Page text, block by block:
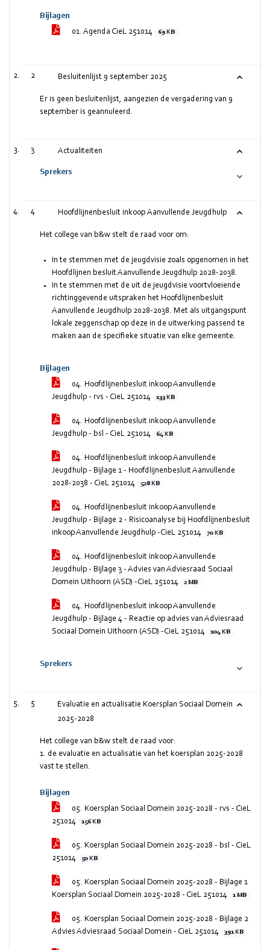
Bijlagen
01. Agenda CieL 251014
69 KB
2 Besluitenlijst 9 september 2025
Er is geen besluitenlijst, aangezien de vergadering van 9
september is geannuleerd.
3 Actualiteiten
Sprekers
4 Hoofdlijnenbesluit inkoop Aanvullende Jeugdhulp
Het college van b&w stelt de raad voor om:
In te stemmen met de jeugdvisie zoals opgenomen in het
Hoofdlijnen besluit Aanvullende Jeugdhulp 2028-2038.
In te stemmen met de uit de jeugdvisie voortvloeiende
richtinggevende uitspraken het Hoofdlijnenbesluit
Aanvullende Jeugdhulp 2028-2038. Met als uitgangspunt
lokale zeggenschap op deze in de uitwerking passend te
maken aan de specifieke situatie van elke gemeente.
Bijlagen
04. Hoofdlijnenbesluit inkoop Aanvullende
Jeugdhulp - rvs - CieL 251014
133 KB
04. Hoofdlijnenbesluit inkoop Aanvullende
Jeugdhulp - bsl - CieL 251014
64 KB
04. Hoofdlijnenbesluit inkoop Aanvullende
Jeugdhulp - Bijlage 1 - Hoofdlijnenbesluit Aanvullende
2028-2038 - CieL 251014
528 KB
04. Hoofdlijnenbesluit inkoop Aanvullende
Jeugdhulp - Bijlage 2 - Risicoanalyse bij Hoofdlijnenbesluit
inkoop Aanvullende Jeugdhulp -CieL 251014
70 KB
04. Hoofdlijnenbesluit inkoop Aanvullende
Jeugdhulp - Bijlage 3 - Advies van Adviesraad Sociaal
Domein Uithoorn (ASD) -CieL 251014
2 MB
04. Hoofdlijnenbesluit inkoop Aanvullende
Jeugdhulp - Bijlage 4 - Reactie op advies van Adviesraad
Sociaal Domein Uithoorn (ASD) -CieL 251014
104 KB
Sprekers
5
Evaluatie en actualisatie Koersplan Sociaal Domein
2025-2028
Het college van b&w stelt de raad voor:
1. de evaluatie en actualisatie van het koersplan 2025-2028
vast te stellen.
Bijlagen
05. Koersplan Sociaal Domein 2025-2028 - rvs - CieL
251014
156 KB
05. Koersplan Sociaal Domein 2025-2028 - bsl - CieL
251014
50 KB
05. Koersplan Sociaal Domein 2025-2028 - Bijlage 1
Koersplan Sociaal Domein 2025-2028 - CieL 251014
1 MB
05. Koersplan Sociaal Domein 2025-2028 - Bijlage 2
Advies Adviesraad Sociaal Domein - CieL 251014
391 KB